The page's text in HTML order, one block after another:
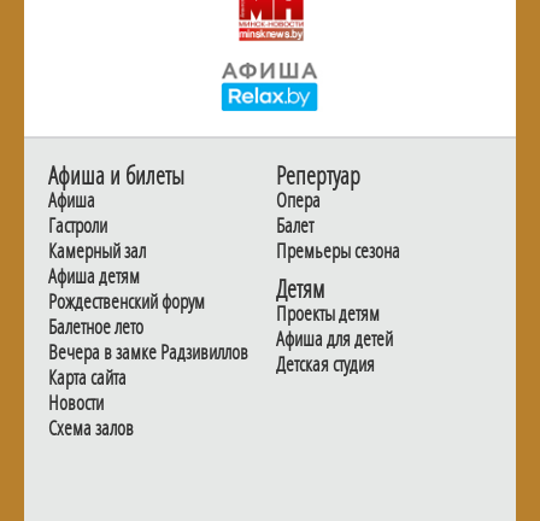
Афиша и билеты
Афиша
Гастроли
Камерный зал
Афиша детям
Рождественский форум
Балетное лето
Вечера в замке Радзивиллов
Карта сайта
Новости
Схема залов
Репертуар
Опера
Балет
Премьеры сезона
Детям
Проекты детям
Афиша для детей
Детская студия